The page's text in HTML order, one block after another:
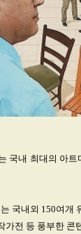
국내 최대의 아
국내외 150여
가전 등 풍부한 콘